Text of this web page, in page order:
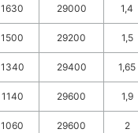
1630 29000 1,4
1500 29200 1,5
1340 29400 1,65
1140 29600 1,9
1060 29600 2